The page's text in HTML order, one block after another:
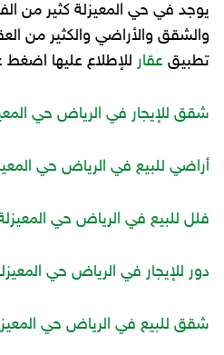
يوجد في حي المعيزلة كثير من
والشقق والأراضي والكثير من
تطبيق عقار للإطلاع عليها اضغط
شقق للإيجار في الرياض حي
أراضي للبيع في الرياض حي
فلل للبيع في الرياض حي
دور للإيجار في الرياض حي
شقق للبيع في الرياض حي